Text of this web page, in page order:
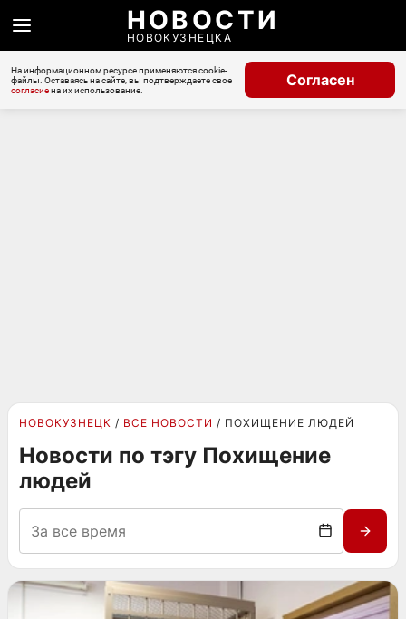
НОВОСТИ
НОВОКУЗНЕЦКА
На информационном ресурсе применяются cookie-
файлы. Оставаясь на сайте, вы подтверждаете свое
согласиена их использование.
Согласен
НОВОКУЗНЕЦК ВСЕ НОВОСТИ ПОХИЩЕНИЕ ЛЮДЕЙ
Новости по тэгу Похищение
людей